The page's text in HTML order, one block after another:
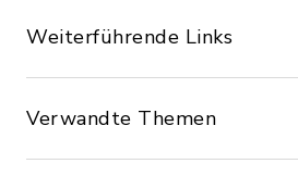
Weiterführende Links
Verwandte Themen